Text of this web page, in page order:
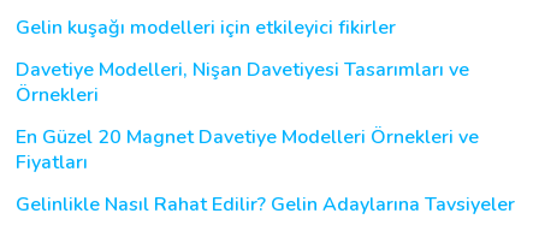
Gelin kuşağı modelleri için etkileyici fikirler
Davetiye Modelleri, Nişan Davetiyesi Tasarımları ve
Örnekleri
En Güzel 20 Magnet Davetiye Modelleri Örnekleri ve
Fiyatları
Gelinlikle Nasıl Rahat Edilir? Gelin Adaylarına Tavsiyeler